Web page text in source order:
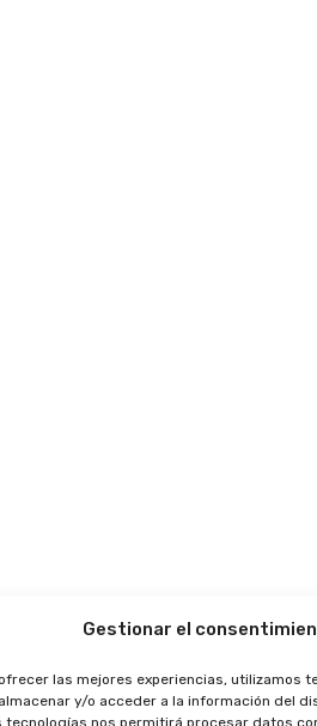
Gestionar el
las mejores experiencias, utilizamos
y/o acceder a la información del
tecnologías nos permitirá procesar datos